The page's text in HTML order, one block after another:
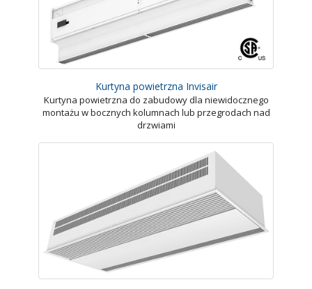
Kurtyna powietrzna Invisair
Kurtyna powietrzna do zabudowy dla niewidocznego
montażu w bocznych kolumnach lub przegrodach nad
drzwiami